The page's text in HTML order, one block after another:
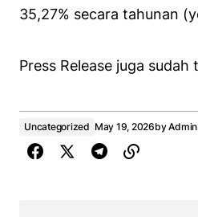
35,27% secara tahunan
Press Release juga sudah
Uncategorized May 19, 2026by